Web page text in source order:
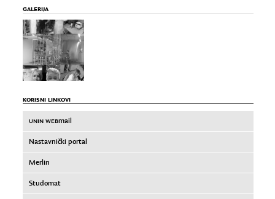
GALERIJA
KORISNI LINKOVI
UNIN WEBmail
Nastavnički portal
Merlin
Studomat